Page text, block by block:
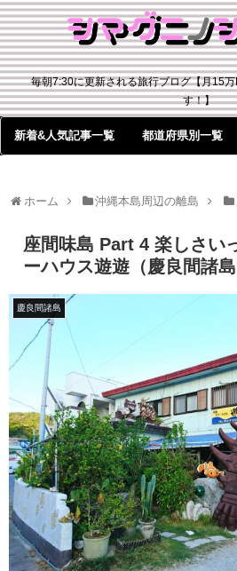
毎朝7:30に更新される旅行ブログ【月15
す！】
新着&人気記事一覧 都道府県別一覧
ホーム 沖縄本島周辺の離島
座間味島 Part 4 楽しさい
ーハウス遊遊（慶良間諸島
慶良間諸島